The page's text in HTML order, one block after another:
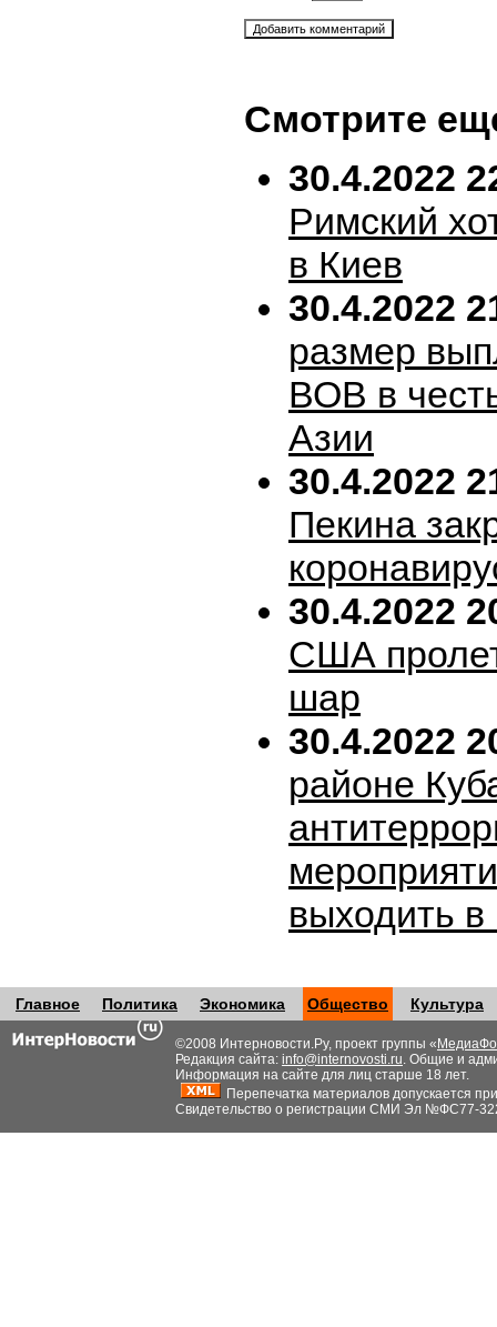
Смотрите
30.4.2022
Римский
в Киев
30.4.2022
размер
ВОВ в
Азии
30.4.2022
Пекина
30.4.2022
США
шар
30.4.2022
районе
выходить
Главное Политика Экономика Общество Культура
©2008 Интерновости.Ру, проект группы «
Редакция сайта: info@internovosti.ru. Общие и
Информация на сайте для лиц старше 18 лет.
Перепечатка материалов допускается
Свидетельство о регистрации СМИ Эл №ФС77-